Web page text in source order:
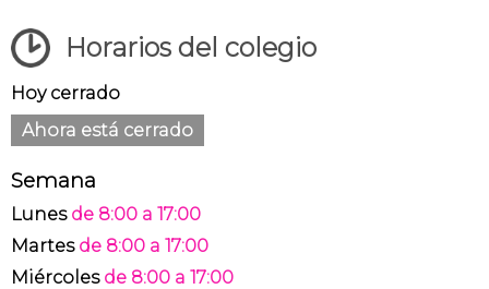
Horarios del colegio
Hoy cerrado
Ahora está cerrado
Semana
Lunes de 8:00 a 17:00
Martes de 8:00 a 17:00
Miércoles de 8:00 a 17:00